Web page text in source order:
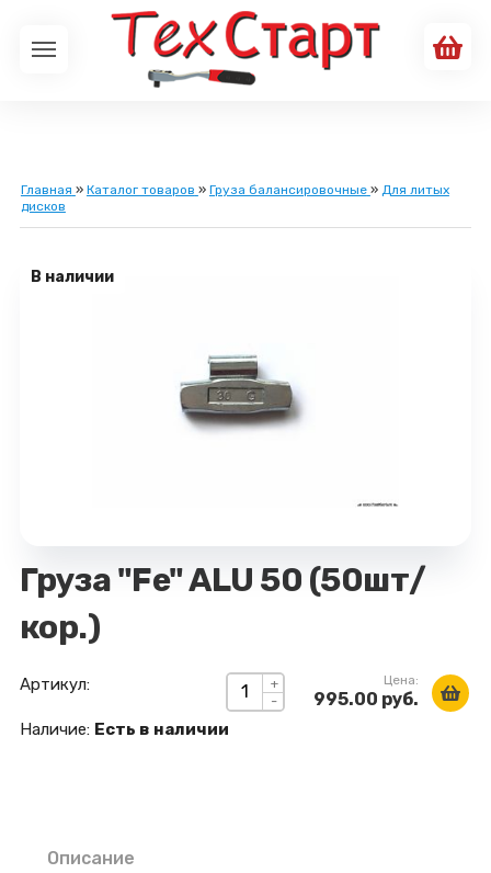
Главная » Каталог товаров » Груза балансировочные » Для литых
дисков
В наличии
Груза "Fe" ALU 50 (50шт/
кор.)
+
-
Цена:
995.00 руб.
Артикул:
Наличие: Есть в наличии
Описание